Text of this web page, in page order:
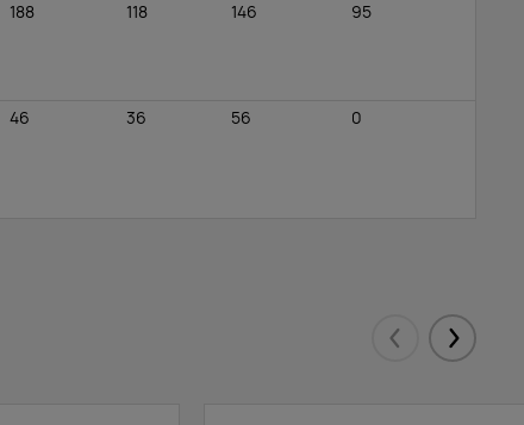
188 118 146 95
46 36 56 0
Eelmised